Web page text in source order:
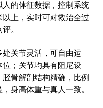
人的体征数据，控制系统
上，实时可对救治全过
。
关节灵活，可自由运
；关节均具有阻尼设
骨解剖结构精确，比例
身高体重与真人一致。